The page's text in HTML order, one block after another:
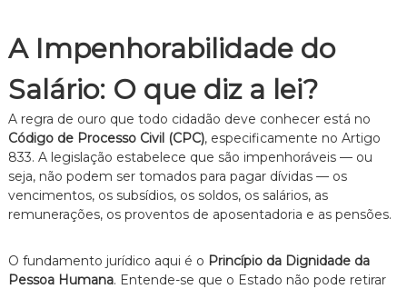
a
o
.
A Impenhorabilidade do
Salário: O que diz a lei?
A regra de ouro que todo cidadão deve conhecer está no
Código de Processo Civil (CPC),especificamente no Artigo
833. A legislação estabelece que são impenhoráveis — ou
seja,não podem ser tomados para pagar dívidas — os
vencimentos,os subsídios,os soldos,os salários,as
remunerações,os proventos de aposentadoria e as pensões.
O fundamento jurídico aqui é o Princípio da Dignidade da
Pessoa Humana. Entende-se que o Estado não pode retirar